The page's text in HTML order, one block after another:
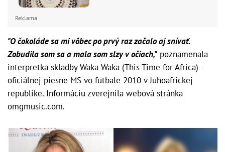
Reklama
"O čokoláde sa mi vôbec po prvý raz začalo aj snívať.
Zobudila som sa a mala som slzy v očiach," poznamenala
interpretka skladby Waka Waka (This Time for Africa) -
oficiálnej piesne MS vo futbale 2010 v Juhoafrickej
republike. Informáciu zverejnila webová stránka
omgmusic.com.